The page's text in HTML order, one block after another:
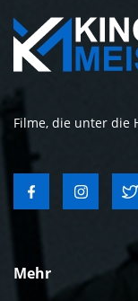
Filme, die unter die
Mehr